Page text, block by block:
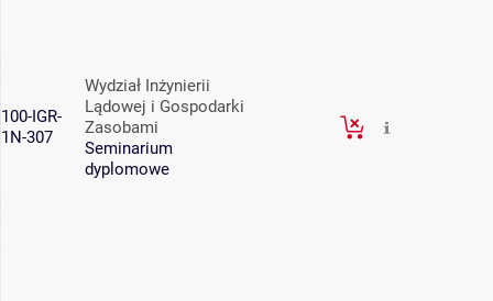
100-IGR-
1N-307
Wydział Inżynierii
Lądowej i Gospodarki
Zasobami
Seminarium
dyplomowe